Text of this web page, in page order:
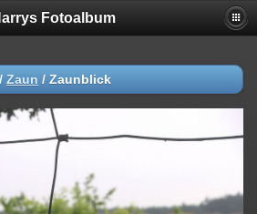
Fotoalbum
/ Zaun / Zaunblick